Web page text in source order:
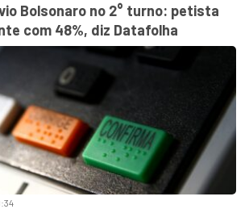
Bolsonaro no 2° turno: petista
com 48%, diz Datafolha